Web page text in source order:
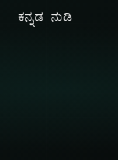
ಕನ್ನಡ ನುಡಿ